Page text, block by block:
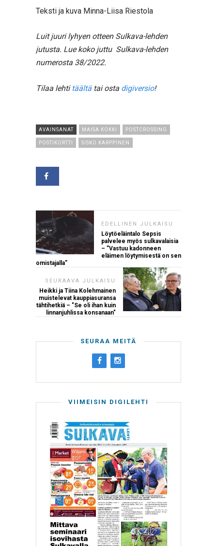
Teksti ja kuva Minna-Liisa Riestola
Luit juuri lyhyen otteen Sulkava-lehden
jutusta. Lue koko juttu Sulkava-lehden
numerosta 38/2022.
Tilaa lehti täältätai osta digiversio!
AVAINSANAT MAISA KOKKI POSTCROSSING
POSTIKORTTI SISKO KARPPINEN
EDELLINEN JULKAISU
Löytöeläintalo Sepsis
palvelee myös sulkavalaisia
– ”Vastuu kadonneen
eläimen löytymisestä on sen
omistajalla”
SEURAAVA JULKAISU
Heikki ja Tiina Kolehmainen
muistelevat kauppiasuransa
tähtihetkiä – "Se oli ihan kuin
linnanjuhlissa konsanaan"
SEURAA MEITÄ
VIIMEISIN DIGILEHTI